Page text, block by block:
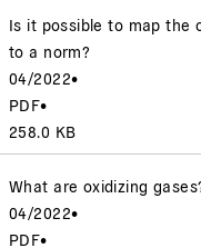
Is it possible to map the
to a norm?
04/2022•
PDF•
258.0 KB
What are oxidizing
04/2022•
PDF•